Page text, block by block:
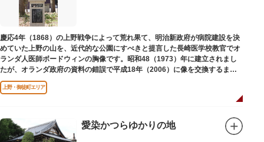
慶応4年（1868）の上野戦争によって荒れ果て、明治新政府が病院建設を決
めていた上野の山を、近代的な公園にすべきと提言した長崎医学校教官でオ
ランダ人医師ボードウィンの胸像です。昭和48（1973）年に建立されまし
たが、オランダ政府の資料の錯誤で平成18年（2006）に像を交換するまで
は博士の弟の像でした。
上野・御徒町エリア
愛染かつらゆかりの地